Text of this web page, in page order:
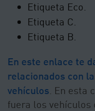
Etiqueta Eco.
Etiqueta C.
Etiqueta B.
En este enlace te
relacionados con
vehículos. En esta
fuera los vehículos